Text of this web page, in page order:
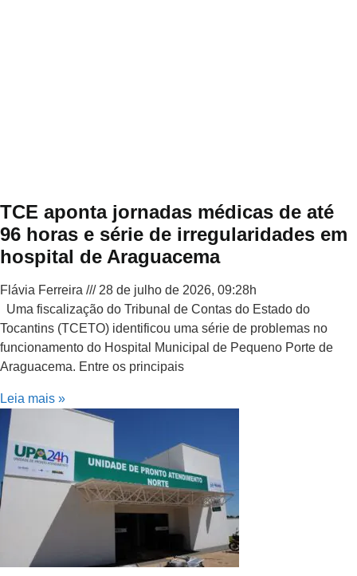
TCE aponta jornadas médicas de até
96 horas e série de irregularidades em
hospital de Araguacema
Flávia Ferreira
28 de julho de 2026, 09:28h
Uma fiscalização do Tribunal de Contas do Estado do
Tocantins (TCETO) identificou uma série de problemas no
funcionamento do Hospital Municipal de Pequeno Porte de
Araguacema. Entre os principais
Leia mais »